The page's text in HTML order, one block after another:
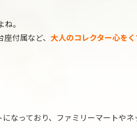
。
付属など、 大人のコレクター心を
なっており、ファミリーマートや